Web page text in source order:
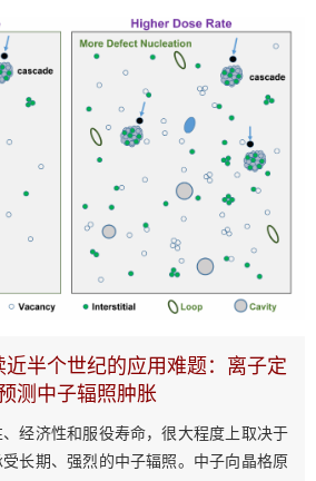
半个世纪的应用难题：离子定
测中子辐照肿胀
经济性和服役寿命，很大程度上取决于
长期、强烈的中子辐照。中子向晶格原